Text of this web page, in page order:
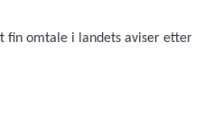
fin omtale i landets aviser etter